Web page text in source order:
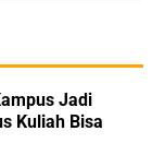
Jadi
Kuliah Bisa